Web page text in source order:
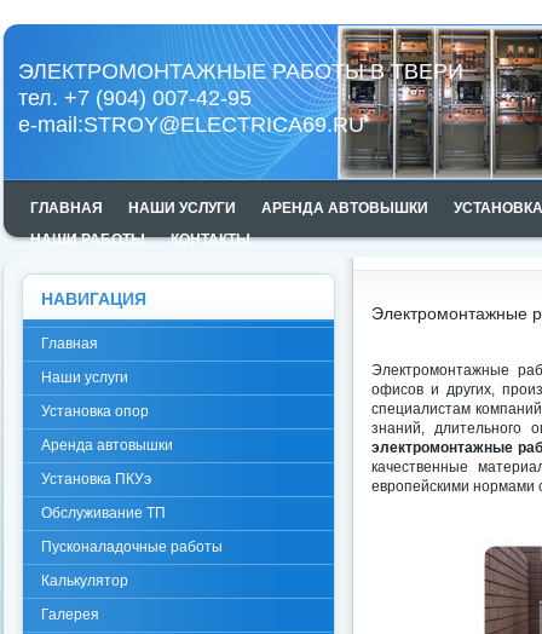
ЭЛЕКТРОМОНТАЖНЫЕ РАБОТЫ В ТВЕРИ
тел. +7 (904) 007-42-95
e-mail:STROY@ELECTRICA69.RU
ГЛАВНАЯ НАШИ УСЛУГИ АРЕНДА АВТОВЫШКИ
НАШИ РАБОТЫ
КОНТАКТЫ
Электромонтажные
Электромонтажные
офисов и других,
специалистам
знаний, длительного
электромонтажные
качественные
европейскими нормами
НАВИГАЦИЯ
Главная
Наши услуги
Установка опор
Аренда автовышки
Установка ПКУэ
Обслуживание ТП
Пусконаладочные работы
Калькулятор
Галерея